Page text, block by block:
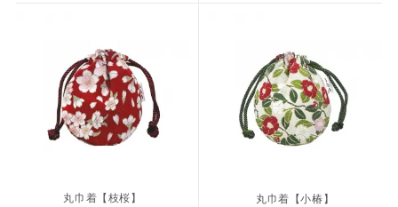
丸巾着【枝桜】 丸巾着【小椿】